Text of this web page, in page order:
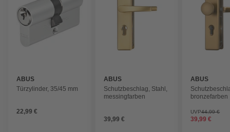
ABUS
Türzylinder, 35/45 mm
22,99 €
ABUS
Schutzbeschlag, Stahl,
messingfarben
39,99 €
ABUS
bronzefarben
UVP44,99 €
39,99 €